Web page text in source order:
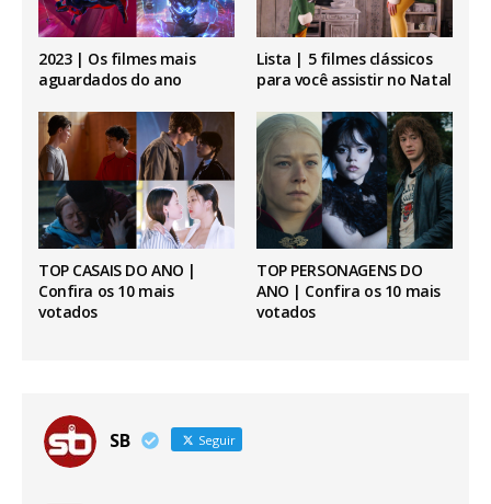
2023 | Os filmes mais
aguardados do ano
Lista | 5 filmes clássicos
para você assistir no Natal
TOP CASAIS DO ANO |
Confira os 10 mais
votados
TOP PERSONAGENS DO
ANO | Confira os 10 mais
votados
SB Seguir